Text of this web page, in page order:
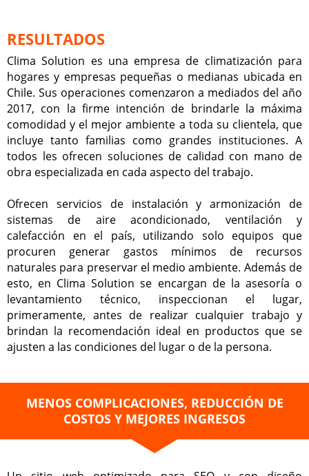
RESULTADOS
Clima Solution es una empresa de climatización para
hogares y empresas pequeñas o medianas ubicada en
Chile. Sus operaciones comenzaron a mediados del año
2017, con la firme intención de brindarle la máxima
comodidad y el mejor ambiente a toda su clientela, que
incluye tanto familias como grandes instituciones. A
todos les ofrecen soluciones de calidad con mano de
obra especializada en cada aspecto del trabajo.
Ofrecen servicios de instalación y armonización de
sistemas de aire acondicionado, ventilación y
calefacción en el país, utilizando solo equipos que
procuren generar gastos mínimos de recursos
naturales para preservar el medio ambiente. Además de
esto, en Clima Solution se encargan de la asesoría o
levantamiento técnico, inspeccionan el lugar,
primeramente, antes de realizar cualquier trabajo y
brindan la recomendación ideal en productos que se
ajusten a las condiciones del lugar o de la persona.
MENOS COMPLICACIONES, REDUCCIÓN DE
COSTOS Y MEJORES INGRESOS